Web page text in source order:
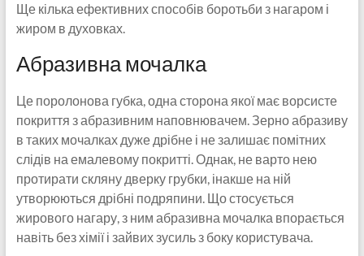
Ще кілька ефективних способів боротьби з нагаром і
жиром в духовках.
Абразивна мочалка
Це поролонова губка, одна сторона якої має ворсисте
покриття з абразивним наповнювачем. Зерно абразиву
в таких мочалках дуже дрібне і не залишає помітних
слідів на емалевому покритті. Однак, не варто нею
протирати скляну дверку грубки, інакше на ній
утворюються дрібні подряпини. Що стосується
жирового нагару, з ним абразивна мочалка впорається
навіть без хімії і зайвих зусиль з боку користувача.